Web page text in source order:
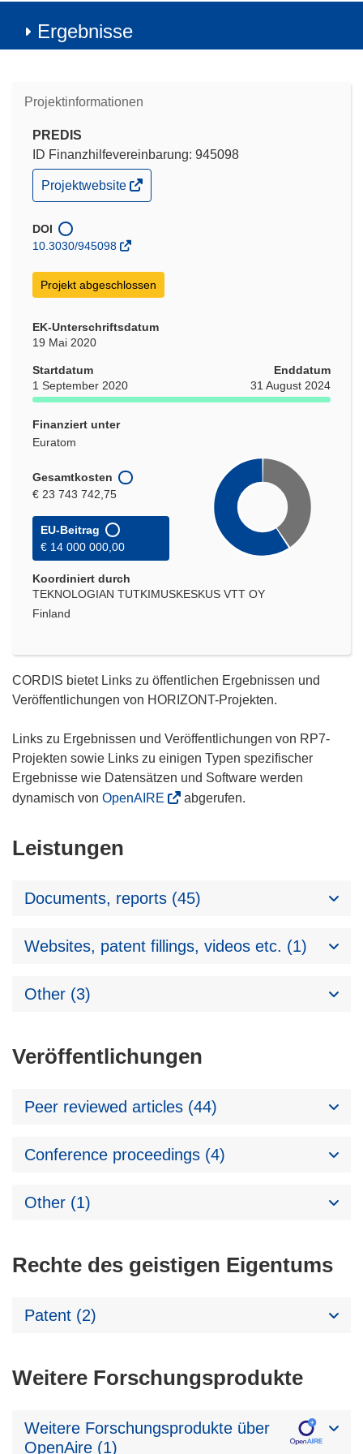
Ergebnisse
Projektinformationen
PREDIS
ID Finanzhilfevereinbarung: 945098
(öffnet
in
Fenster)
Projektwebsite
DOI
10.3030/945098
Projekt abgeschlossen
EK-Unterschriftsdatum
19 Mai 2020
Startdatum
1 September 2020
Enddatum
31 August 2024
Finanziert unter
Euratom
Gesamtkosten
€ 23 743 742,75
EU-Beitrag
€ 14 000 000,00
Koordiniert durch
TEKNOLOGIAN TUTKIMUSKESKUS VTT OY
Finland
CORDIS bietet Links zu öffentlichen Ergebnissen und
Veröffentlichungen von HORIZONT-Projekten.
Links zu Ergebnissen und Veröffentlichungen von RP7-
Projekten sowie Links zu einigen Typen spezifischer
Ergebnisse wie Datensätzen und Software werden
dynamisch von OpenAIRE abgerufen.
Leistungen
Documents, reports (45)
Websites, patent fillings, videos etc. (1)
Other (3)
Veröffentlichungen
Peer reviewed articles (44)
Conference proceedings (4)
Other (1)
Rechte des geistigen Eigentums
Patent (2)
Weitere Forschungsprodukte
Weitere Forschungsprodukte über
OpenAire (1)